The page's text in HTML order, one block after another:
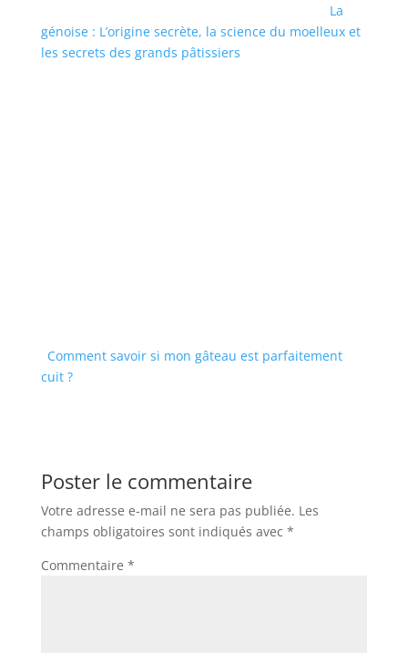
La
génoise : L’origine secrète, la science du moelleux et
les secrets des grands pâtissiers
Comment savoir si mon gâteau est parfaitement
cuit ?
Poster le commentaire
Votre adresse e-mail ne sera pas publiée. Les
champs obligatoires sont indiqués avec *
Commentaire *